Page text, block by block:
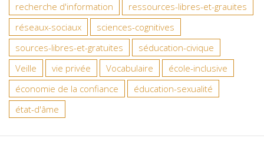
recherche d'information
ressources-libres-et-grauites
réseaux-sociaux
sciences-cognitives
sources-libres-et-gratuites
séducation-civique
Veille
vie privée Vocabulaire
école-inclusive
économie de la confiance
éducation-sexualité
état-d'âme